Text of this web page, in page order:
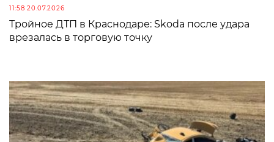
11:58 20.07.2026
Тройное ДТП в Краснодаре: Skoda после удара
врезалась в торговую точку